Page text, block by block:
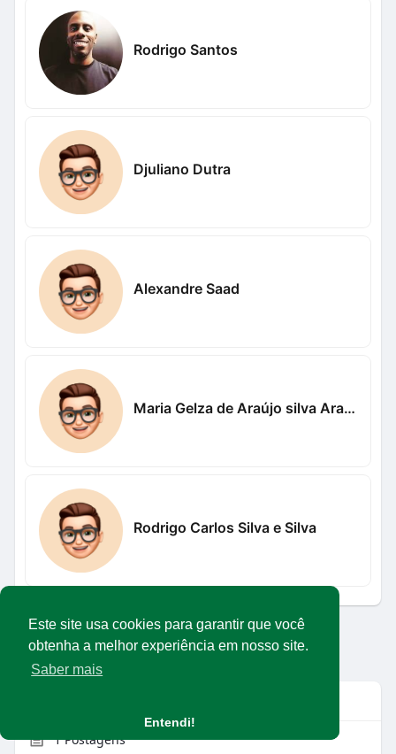
Este site usa cookies para garantir que você
obtenha a melhor experiência em nosso site.
Saber mais
Entendi!
Rodrigo Santos
Djuliano Dutra
Alexandre Saad
Maria Gelza de Araújo silva Araújo
Rodrigo Carlos Silva e Silva
Carregar mais usuários
1Postagens